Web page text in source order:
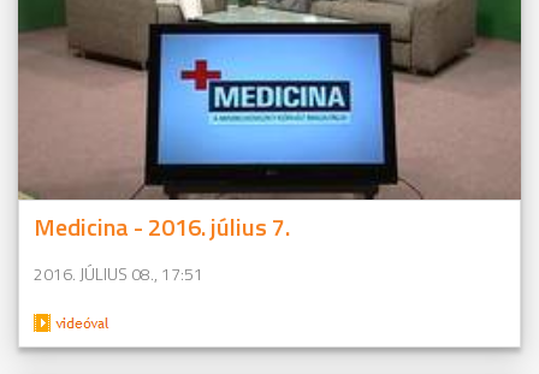
Medicina - 2016. július 7.
2016. JÚLIUS 08., 17:51